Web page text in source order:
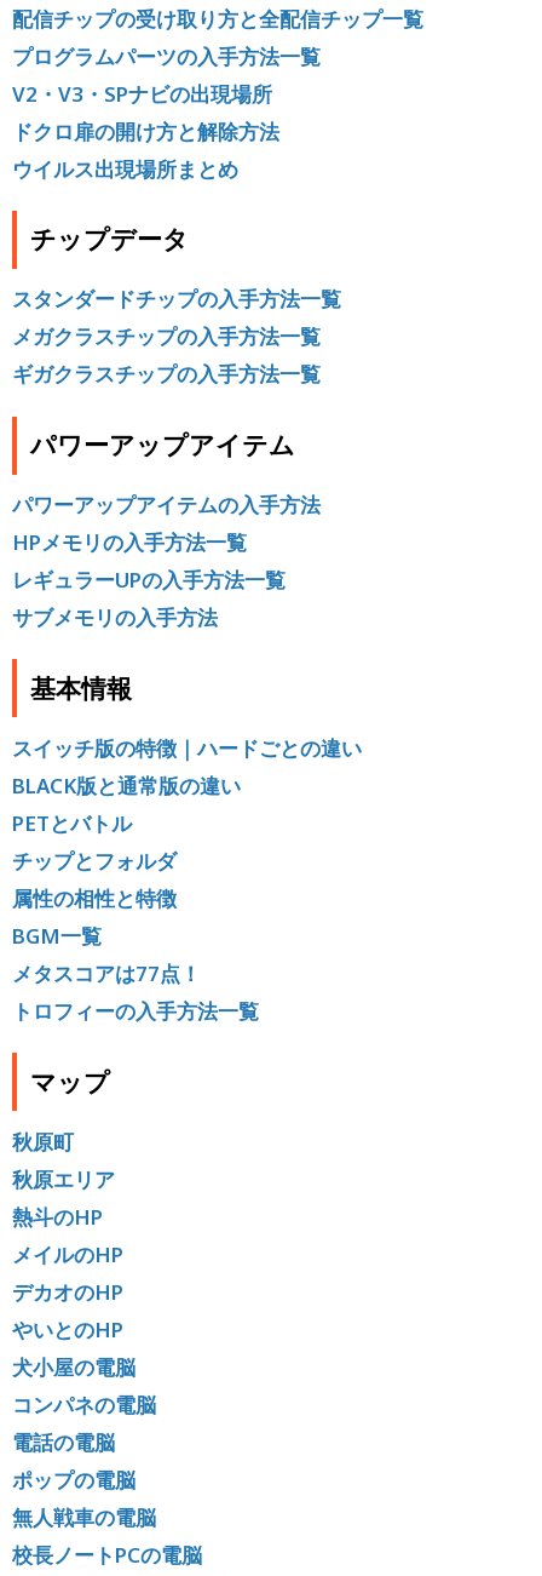
配信チップの受け取り方と全配信チップ一覧
プログラムパーツの入手方法一覧
V2・V3・SPナビの出現場所
ドクロ扉の開け方と解除方法
ウイルス出現場所まとめ
チップデータ
スタンダードチップの入手方法一覧
メガクラスチップの入手方法一覧
ギガクラスチップの入手方法一覧
パワーアップアイテム
パワーアップアイテムの入手方法
HPメモリの入手方法一覧
レギュラーUPの入手方法一覧
サブメモリの入手方法
基本情報
スイッチ版の特徴｜ハードごとの違い
BLACK版と通常版の違い
PETとバトル
チップとフォルダ
属性の相性と特徴
BGM一覧
メタスコアは77点！
トロフィーの入手方法一覧
マップ
秋原町
秋原エリア
熱斗のHP
メイルのHP
デカオのHP
やいとのHP
犬小屋の電脳
コンパネの電脳
電話の電脳
ポップの電脳
無人戦車の電脳
校長ノートPCの電脳